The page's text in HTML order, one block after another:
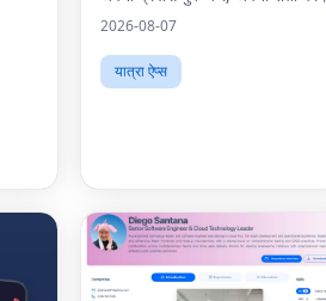
2026-08-07
यात्रा ऐप्स